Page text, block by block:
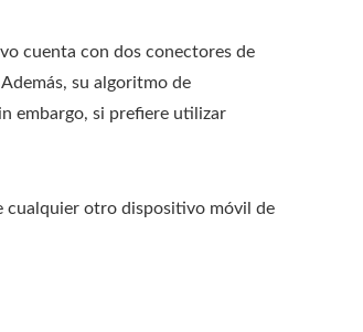
cuenta con dos conectores de
su algoritmo de
embargo, si prefiere utilizar
cualquier otro dispositivo móvil de